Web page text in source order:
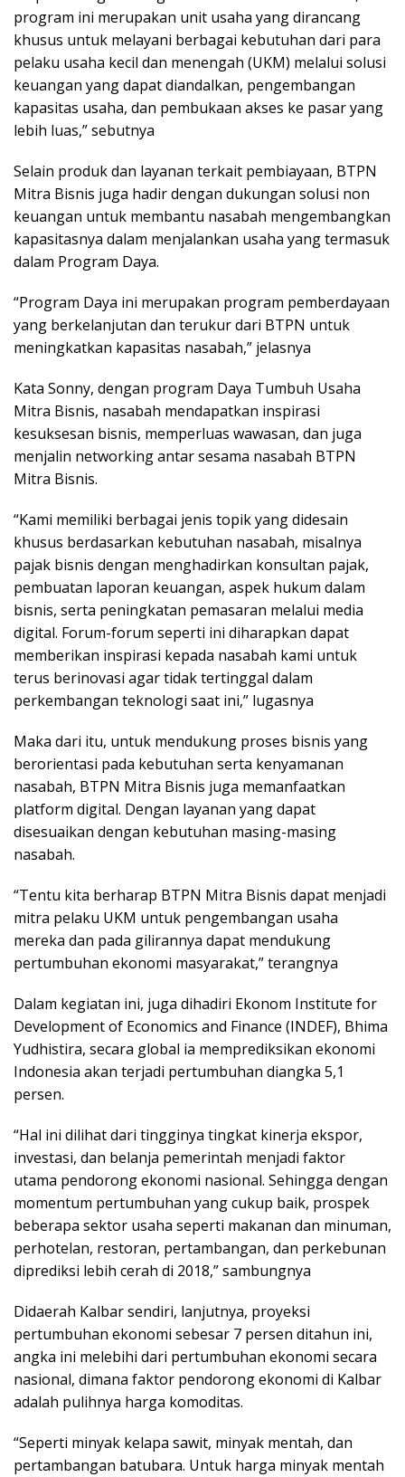
program ini merupakan unit usaha yang dirancang
khusus untuk melayani berbagai kebutuhan dari para
pelaku usaha kecil dan menengah (UKM) melalui solusi
keuangan yang dapat diandalkan, pengembangan
kapasitas usaha, dan pembukaan akses ke pasar yang
lebih luas,” sebutnya
Selain produk dan layanan terkait pembiayaan, BTPN
Mitra Bisnis juga hadir dengan dukungan solusi non
keuangan untuk membantu nasabah mengembangkan
kapasitasnya dalam menjalankan usaha yang termasuk
dalam Program Daya.
“Program Daya ini merupakan program pemberdayaan
yang berkelanjutan dan terukur dari BTPN untuk
meningkatkan kapasitas nasabah,” jelasnya
Kata Sonny, dengan program Daya Tumbuh Usaha
Mitra Bisnis, nasabah mendapatkan inspirasi
kesuksesan bisnis, memperluas wawasan, dan juga
menjalin networking antar sesama nasabah BTPN
Mitra Bisnis.
“Kami memiliki berbagai jenis topik yang didesain
khusus berdasarkan kebutuhan nasabah, misalnya
pajak bisnis dengan menghadirkan konsultan pajak,
pembuatan laporan keuangan, aspek hukum dalam
bisnis, serta peningkatan pemasaran melalui media
digital. Forum-forum seperti ini diharapkan dapat
memberikan inspirasi kepada nasabah kami untuk
terus berinovasi agar tidak tertinggal dalam
perkembangan teknologi saat ini,” lugasnya
Maka dari itu, untuk mendukung proses bisnis yang
berorientasi pada kebutuhan serta kenyamanan
nasabah, BTPN Mitra Bisnis juga memanfaatkan
platform digital. Dengan layanan yang dapat
disesuaikan dengan kebutuhan masing-masing
nasabah.
“Tentu kita berharap BTPN Mitra Bisnis dapat menjadi
mitra pelaku UKM untuk pengembangan usaha
mereka dan pada gilirannya dapat mendukung
pertumbuhan ekonomi masyarakat,” terangnya
Dalam kegiatan ini, juga dihadiri Ekonom Institute for
Development of Economics and Finance (INDEF), Bhima
Yudhistira, secara global ia memprediksikan ekonomi
Indonesia akan terjadi pertumbuhan diangka 5,1
persen.
“Hal ini dilihat dari tingginya tingkat kinerja ekspor,
investasi, dan belanja pemerintah menjadi faktor
utama pendorong ekonomi nasional. Sehingga dengan
momentum pertumbuhan yang cukup baik, prospek
beberapa sektor usaha seperti makanan dan minuman,
perhotelan, restoran, pertambangan, dan perkebunan
diprediksi lebih cerah di 2018,” sambungnya
Didaerah Kalbar sendiri, lanjutnya, proyeksi
pertumbuhan ekonomi sebesar 7 persen ditahun ini,
angka ini melebihi dari pertumbuhan ekonomi secara
nasional, dimana faktor pendorong ekonomi di Kalbar
adalah pulihnya harga komoditas.
“Seperti minyak kelapa sawit, minyak mentah, dan
pertambangan batubara. Untuk harga minyak mentah